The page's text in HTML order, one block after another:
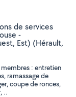
de services
-
Est) (Hérault,
: entretien
ramassage de
coupe de ronces,
..